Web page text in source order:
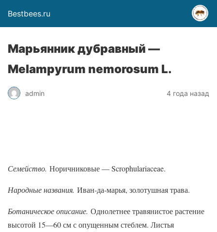
Bestbees.ru
Марьянник дубравный —
Melampyrum nemorosum L.
admin 4 года назад
Семейство. Норичниковые — Scrophulariaceae.
Народные названия. Иван-да-марья, золотушная трава.
Ботаническое описание. Однолетнее травянистое растение
высотой 15—60 см с опущенным стеблем. Листья